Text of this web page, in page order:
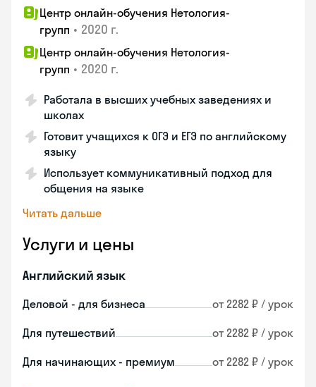
Центр онлайн-обучения Нетология-
групп • 2020 г.
Центр онлайн-обучения Нетология-
групп • 2020 г.
Работала в высших учебных заведениях и
школах
Готовит учащихся к ОГЭ и ЕГЭ по английскому
языку
Использует коммуникативный подход для
общения на языке
Читать дальше
Услуги и цены
Английский язык
Деловой - для бизнеса от 2282 ₽ / урок
Для путешествий от 2282 ₽ / урок
Для начинающих - премиум от 2282 ₽ / урок